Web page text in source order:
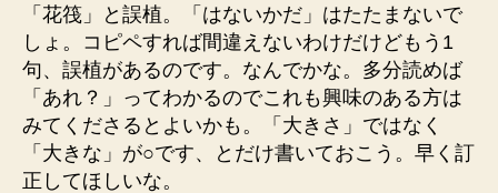
「花筏」と誤植。「はないかだ」はたたまないで
しょ。コピペすれば間違えないわけだけどもう1
句、誤植があるのです。なんでかな。多分読めば
「あれ？」ってわかるのでこれも興味のある方は
みてくださるとよいかも。「大きさ」ではなく
「大きな」が○です、とだけ書いておこう。早く訂
正してほしいな。